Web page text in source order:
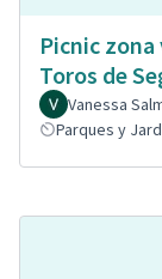
Picnic
Toros de
Vanessa
Parques y